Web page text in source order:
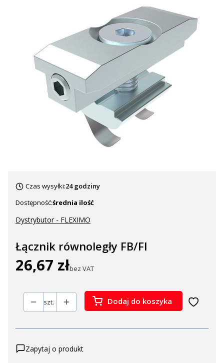
Czas wysyłki:24 godziny
Dostępność:średnia ilość
Dystrybutor - FLEXIMO
Łącznik równoległy FB/FI
Cena
26,67 złbez VAT
szt. Dodaj do koszyka
Zapytaj o produkt